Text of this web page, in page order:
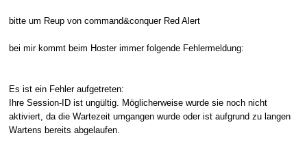
bitte um Reup von command&conquer Red Alert
bei mir kommt beim Hoster immer folgende Fehlermeldung:
Es ist ein Fehler aufgetreten:
Ihre Session-ID ist ungültig. Möglicherweise wurde sie noch nicht
aktiviert, da die Wartezeit umgangen wurde oder ist aufgrund zu langen
Wartens bereits abgelaufen.